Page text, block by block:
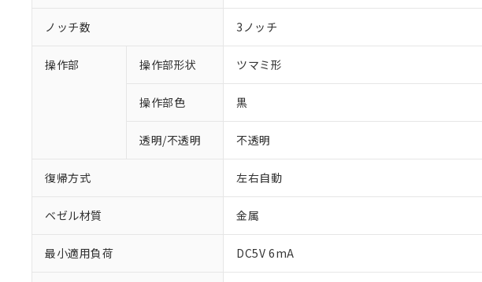
ノッチ数 3ノッチ
操作部 操作部形状 ツマミ形
操作部色 黒
透明/不透明 不透明
復帰方式 左右自動
ベゼル材質 金属
最小適用負荷 DC5V 6mA
※1 対応状況